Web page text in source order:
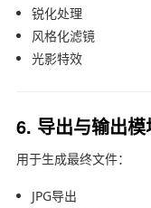
锐化处理
风格化滤镜
光影特效
6. 导出与输出模
用于生成最终文件：
JPG导出